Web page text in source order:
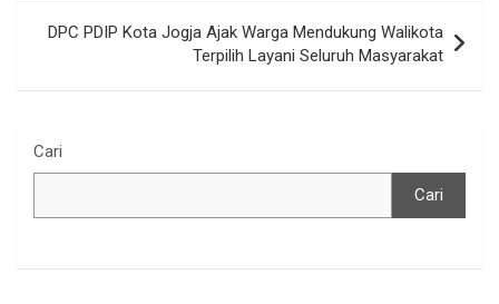
DPC PDIP Kota Jogja Ajak Warga Mendukung Walikota
Terpilih Layani Seluruh Masyarakat
Cari
Cari